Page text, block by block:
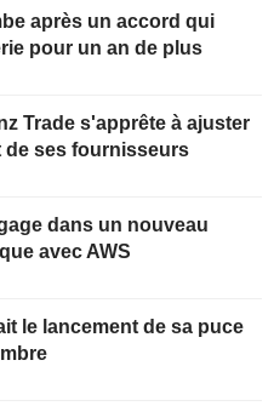
après un accord qui
pour un an de plus
Trade s'apprête à ajuster
de ses fournisseurs
dans un nouveau
avec AWS
le lancement de sa puce